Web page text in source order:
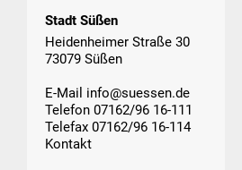
Stadt Süßen
Heidenheimer Straße 30
73079 Süßen
E-Mail info@suessen.de
Telefon 07162/96 16-111
Telefax 07162/96 16-114
Kontakt